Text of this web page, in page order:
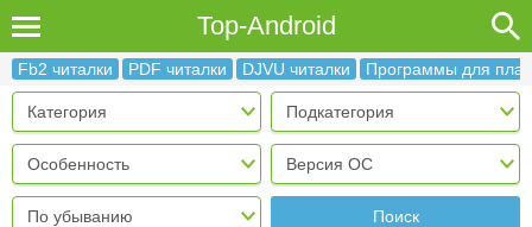
Top-Android
Fb2 читалки PDF читалки DJVU читалки Программы для
Поиск